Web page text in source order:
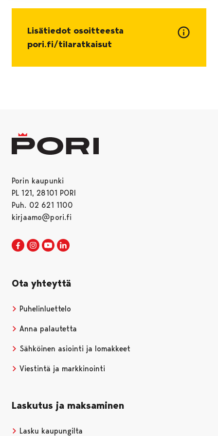
Lisätiedot osoitteesta
pori.fi/tilaratkaisut
Porin kaupunki
PL 121, 28101 PORI
Puh. 02 621 1100
kirjaamo@pori.fi
Porin kaupunki Facebookissa
Avautuu uudessa välilehdessä
Porin kaupunki Instagramissa
Avautuu uudessa välilehdessä
Porin kaupunki Youtubessa
Avautuu uudessa välilehdessä
Ota yhteyttä
Puhelinluettelo
Anna palautetta
Sähköinen asiointi ja lomakkeet
Viestintä ja markkinointi
Laskutus ja maksaminen
Lasku kaupungilta